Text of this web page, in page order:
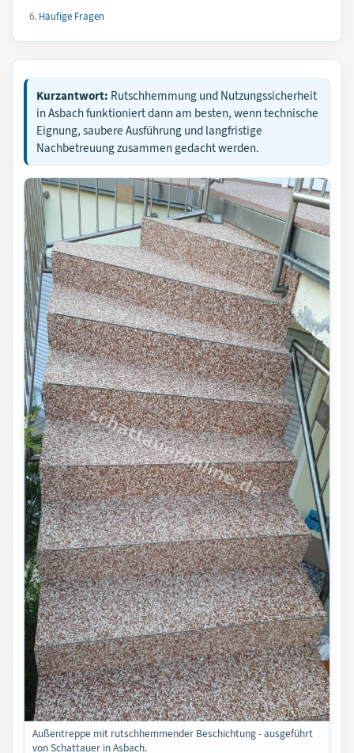
Häufige Fragen
Kurzantwort: Rutschhemmung und Nutzungssicherheit
in Asbach funktioniert dann am besten, wenn technische
Eignung, saubere Ausführung und langfristige
Nachbetreuung zusammen gedacht werden.
Außentreppe mit rutschhemmender Beschichtung - ausgeführt
von Schattauer in Asbach.